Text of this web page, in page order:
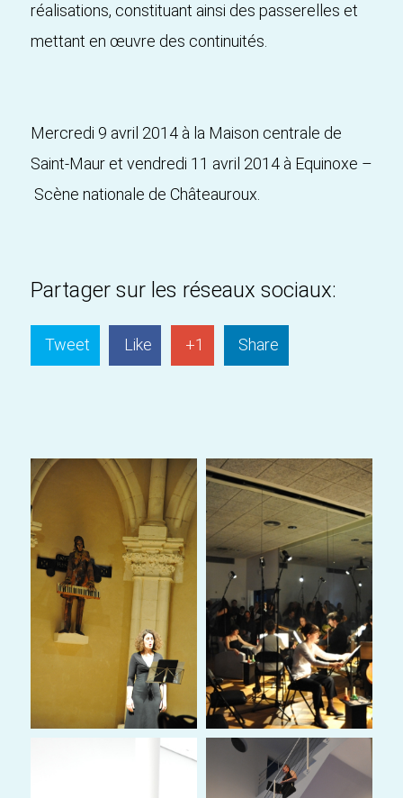
réalisations, constituant ainsi des passerelles et
mettant en œuvre des continuités.
Mercredi 9 avril 2014 à la Maison centrale de
Saint-Maur et vendredi 11 avril 2014 à Equinoxe –
Scène nationale de Châteauroux.
Partager sur les réseaux sociaux:
Tweet Like +1 Share